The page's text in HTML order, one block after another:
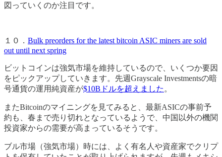
図っていくのか注目です。
１０． Bulk preorders for the latest bitcoin ASIC miners are sold
out until next spring
ビットコインは強気市場を維持しているので、いくつか要因
をピックアップしていきます。先週Grayscale Investmentsの暗
号通貨の運用純資産が$10Bドルを超えました 。
またBitcoinのマイニングを見てみると、最新ASICの事前予
約も、春まで売り切れとなっているようで、中国以外の機関
投資家からの需要が高まっているそうです。
ブル市場（強気市場）時には、よく有名人や資産家でクリプ